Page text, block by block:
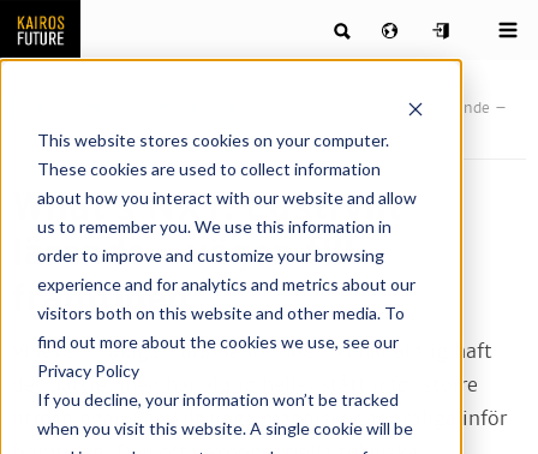
This website stores cookies on your computer.
These cookies are used to collect information
about how you interact with our website and allow
us to remember you. We use this information in
order to improve and customize your browsing
experience and for analytics and metrics about our
visitors both on this website and other media. To
find out more about the cookies we use, see our
Privacy Policy
If you decline, your information won’t be tracked
when you visit this website. A single cookie will be
What’s NXT: Lustfyllt lärande –
vägen till framtiden
What’s NXT: Lustfyllt
lärande – vägen till
framtiden
Vi lever i tokiga, turbulenta tider. Vi har aldrig haft
det bättre, men har aldrig heller stått inför större
utmaningar. Särskilt unga människor är oroliga inför